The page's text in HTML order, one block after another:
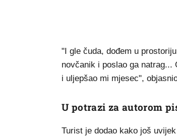
"I gle čuda, dođem u
novčanik i poslao ga
i uljepšao mi mjesec",
U potrazi za autorom
Turist je dodao kako još